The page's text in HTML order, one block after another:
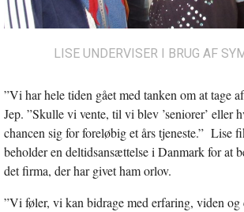
LISE UNDERVISER I BRUG AF
”Vi har hele tiden gået med tanken om at tage
Jep. ”Skulle vi vente, til vi blev ’seniorer’ eller
chancen sig for foreløbig et års tjeneste.” Lise
beholder en deltidsansættelse i Danmark for at
det firma, der har givet ham orlov.
”Vi føler, vi kan bidrage med erfaring, viden og